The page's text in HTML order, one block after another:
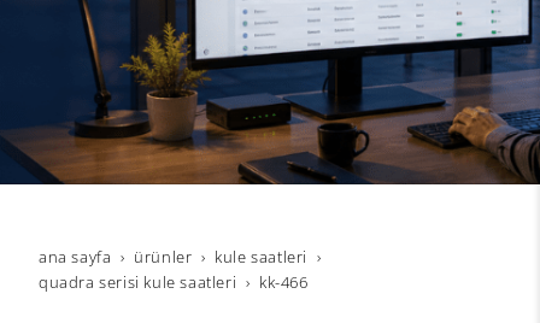
ana sayfa ürünler
kule saatleri
quadra serisi kule saatleri
kk-466